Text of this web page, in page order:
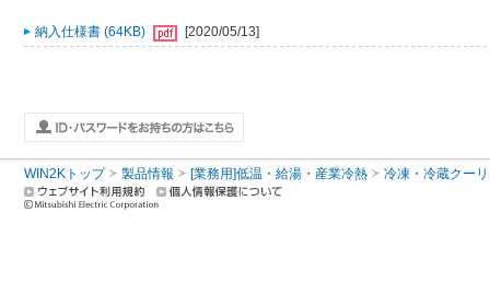
納入仕様書 (64KB) [2020/05/13]
WIN2Kトップ 製品情報 [業務用]低温・給湯・産業冷熱 冷凍・冷蔵クー